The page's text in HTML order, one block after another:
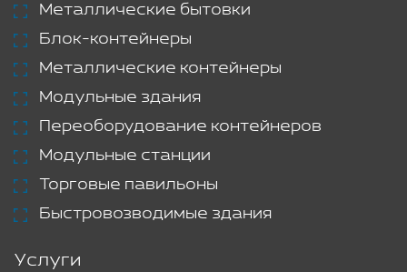
Металлические бытовки
Блок-контейнеры
Металлические контейнеры
Модульные здания
Переоборудование контейнеров
Модульные станции
Торговые павильоны
Быстровозводимые здания
Услуги